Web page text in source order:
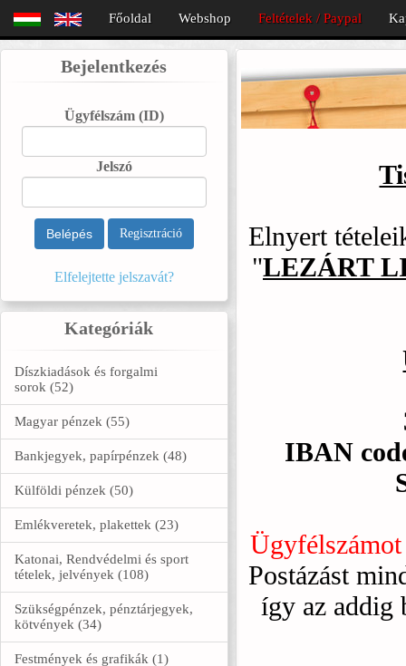
Főoldal Webshop Feltételek / Paypal
Bejelentkezés
Ügyfélszám (ID)
Jelszó
Belépés Regisztráció
Elfelejtette jelszavát?
Kategóriák
Díszkiadások és forgalmi
sorok (52)
Magyar pénzek (55)
Bankjegyek, papírpénzek (48)
Külföldi pénzek (50)
Emlékveretek, plakettek (23)
Katonai, Rendvédelmi és sport
tételek, jelvények (108)
Szükségpénzek, pénztárjegyek,
kötvények (34)
Festmények és grafikák (1)
Elnyert
"LEZÁRT
IBAN
Postázást
így az addig